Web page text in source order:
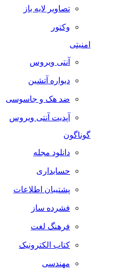
تصاویر لایه باز
وکتور
امنیتی
آنتی ویروس
دیواره آتشین
ضد هک و جاسوسی
آپدیت آنتی ویروس
گوناگون
دانلود مجله
حسابداری
پشتیبان اطلاعات
فشرده ساز
فرهنگ لغت
کتاب الکترونیک
مهندسی